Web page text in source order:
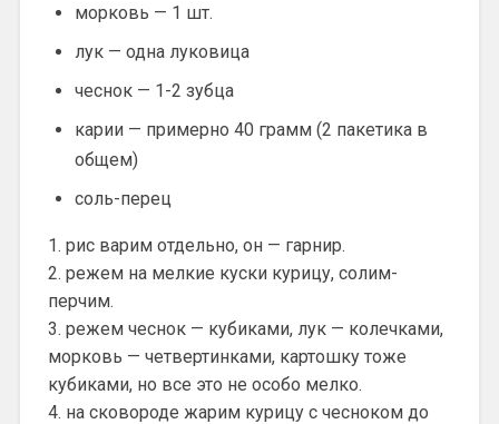
морковь — 1 шт.
лук — одна луковица
чеснок — 1-2 зубца
карии — примерно 40 грамм (2 пакетика в
общем)
соль-перец
1. рис варим отдельно, он — гарнир.
2. режем на мелкие куски курицу, солим-
перчим.
3. режем чеснок — кубиками, лук — колечками,
морковь — четвертинками, картошку тоже
кубиками, но все это не особо мелко.
4. на сковороде жарим курицу с чесноком до